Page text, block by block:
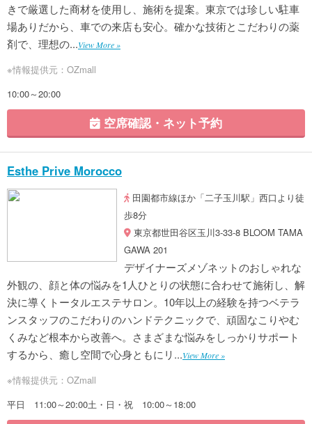
きで厳選した商材を使用し、施術を提案。東京では珍しい駐車
場ありだから、車での来店も安心。確かな技術とこだわりの薬
剤で、理想の...View More »
※情報提供元：OZmall
10:00～20:00
空席確認・ネット予約
Esthe Prive Morocco
田園都市線ほか「二子玉川駅」西口より徒
歩8分
東京都世田谷区玉川3-33-8 BLOOM TAMA
GAWA 201
デザイナーズメゾネットのおしゃれな
外観の、顔と体の悩みを1人ひとりの状態に合わせて施術し、解
決に導くトータルエステサロン。10年以上の経験を持つベテラ
ンスタッフのこだわりのハンドテクニックで、頑固なこりやむ
くみなど根本から改善へ。さまざまな悩みをしっかりサポート
するから、癒し空間で心身ともにリ...View More »
※情報提供元：OZmall
平日 11:00～20:00土・日・祝 10:00～18:00